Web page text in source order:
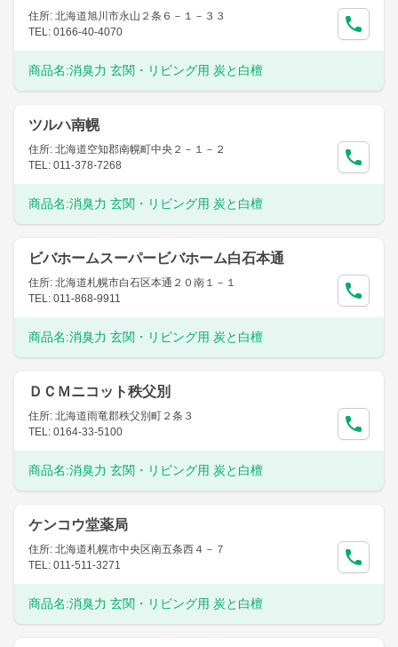
住所: 北海道旭川市永山２条６－１－３３
TEL: 0166-40-4070
商品名:消臭力 玄関・リビング用 炭と白檀
ツルハ南幌
住所: 北海道空知郡南幌町中央２－１－２
TEL: 011-378-7268
商品名:消臭力 玄関・リビング用 炭と白檀
ビバホームスーパービバホーム白石本通
住所: 北海道札幌市白石区本通２０南１－１
TEL: 011-868-9911
商品名:消臭力 玄関・リビング用 炭と白檀
ＤＣＭニコット秩父別
住所: 北海道雨竜郡秩父別町２条３
TEL: 0164-33-5100
商品名:消臭力 玄関・リビング用 炭と白檀
ケンコウ堂薬局
住所: 北海道札幌市中央区南五条西４－７
TEL: 011-511-3271
商品名:消臭力 玄関・リビング用 炭と白檀